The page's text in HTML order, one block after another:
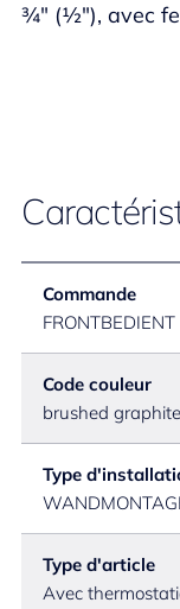
¾" (½"), avec
Commande
FRONTBEDIENT
Code couleur
brushed graphite
Type
Type d'article
Avec